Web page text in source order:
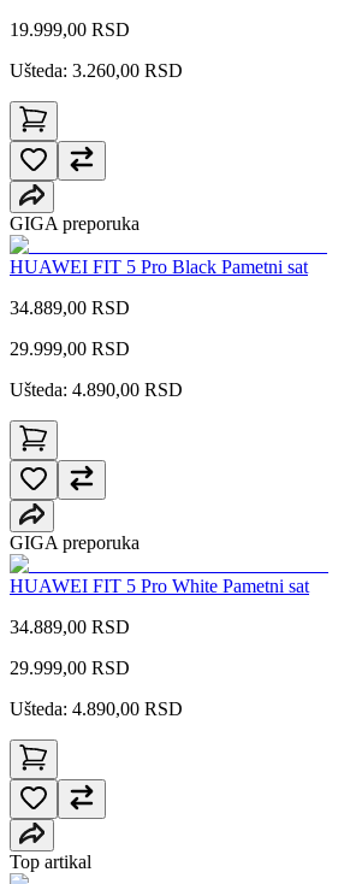
19.999,00 RSD
Ušteda: 3.260,00 RSD
GIGA preporuka
HUAWEI FIT 5 Pro Black Pametni sat
34.889,00 RSD
29.999,00 RSD
Ušteda: 4.890,00 RSD
GIGA preporuka
HUAWEI FIT 5 Pro White Pametni sat
34.889,00 RSD
29.999,00 RSD
Ušteda: 4.890,00 RSD
Top artikal